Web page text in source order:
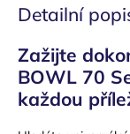
Detailní
Zažijte
BOWL 70
každou